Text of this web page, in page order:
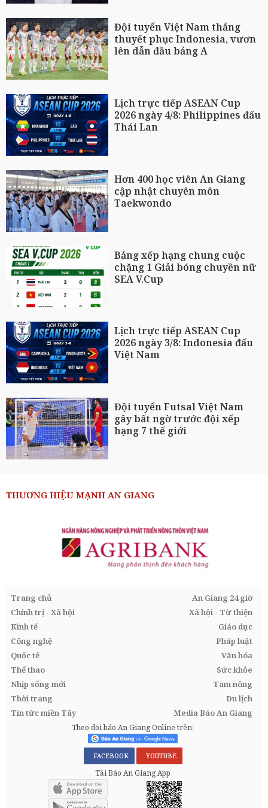
Đội tuyển Việt Nam thắng
thuyết phục Indonesia, vươn
lên dẫn đầu bảng A
Lịch trực tiếp ASEAN Cup
2026 ngày 4/8: Philippines đấu
Thái Lan
Hơn 400 học viên An Giang
cập nhật chuyên môn
Taekwondo
Bảng xếp hạng chung cuộc
chặng 1 Giải bóng chuyền nữ
SEA V.Cup
Lịch trực tiếp ASEAN Cup
2026 ngày 3/8: Indonesia đấu
Việt Nam
Đội tuyển Futsal Việt Nam
gây bất ngờ trước đội xếp
hạng 7 thế giới
THƯƠNG HIỆU MẠNH AN GIANG
Trang chủ
An Giang 24 giờ
Chính trị - Xã hội
Xã hội - Từ thiện
Kinh tế
Giáo dục
Công nghệ
Pháp luật
Quốc tế
Văn hóa
Thể thao
Sức khỏe
Nhịp sống mới
Tam nông
Thời trang
Du lịch
Tin tức miền Tây
Media Báo An Giang
Theo dõi báo An Giang Online trên:
FACEBOOK YOUTUBE
Tải Báo An Giang App